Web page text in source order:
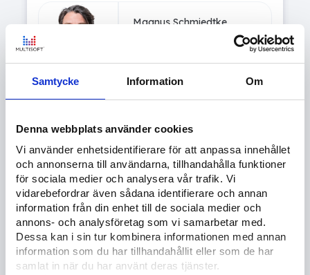
Samtycke Information Om
Denna webbplats använder cookies
Vi använder enhetsidentifierare för att anpassa innehållet
och annonserna till användarna, tillhandahålla funktioner
för sociala medier och analysera vår trafik. Vi
vidarebefordrar även sådana identifierare och annan
information från din enhet till de sociala medier och
annons- och analysföretag som vi samarbetar med.
Dessa kan i sin tur kombinera informationen med annan
information som du har tillhandahållit eller som de har
samlat in när du har använt deras tjänster.
Magnus Schmiedtke
Teknisk affärsutvecklare
072-977 68 52
magnus.schmiedtke@